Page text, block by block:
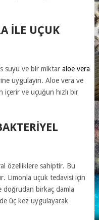
ILE UÇUK
suyu ve bir miktar aloe vera
uygulayın. Aloe vera ve
içerir ve uçuğun hızlı bir
özelliklere sahiptir. Bu
Limonla uçuk tedavisi için
doğrudan birkaç damla
üç kez uygulayarak